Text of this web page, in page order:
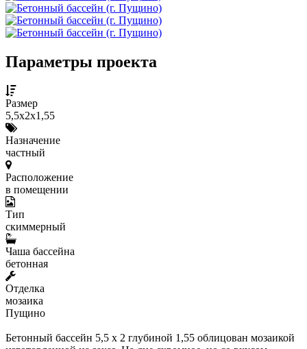
Параметры проекта
Размер
5,5х2х1,55
Назначение
частный
Расположение
в помещении
Тип
скиммерный
Чаша бассейна
бетонная
Отделка
мозаика
Пущино
Бетонный бассейн 5,5 х 2 глубиной 1,55 облицован мозаикой